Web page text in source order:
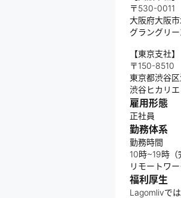
〒530-0011
大阪府大阪
グラングリ
【東京支社】
〒150-8510
東京都渋谷
渋谷ヒカリ
雇用形態
正社員
勤務体系
勤務時間
10時~19時（
リモートワ
福利厚生
Lagomlivで